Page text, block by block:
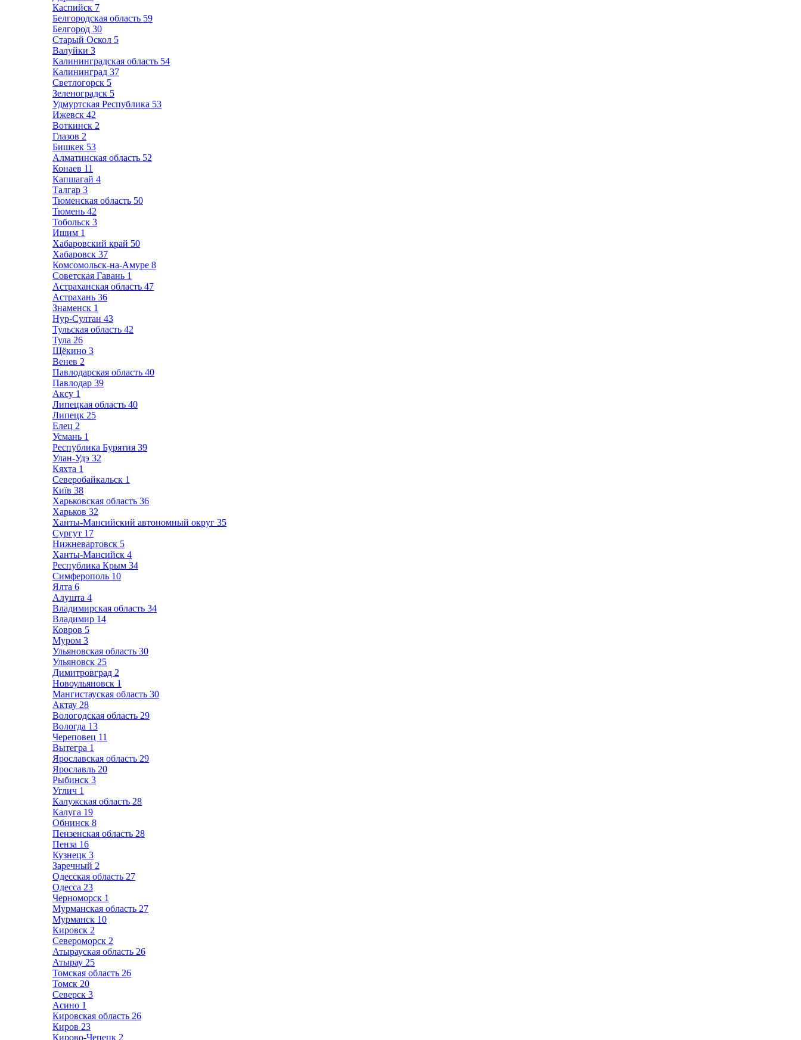
Каспийск 7
Белгородская область 59
Белгород 30
Старый Оскол 5
Валуйки 3
Калининградская область 54
Калининград 37
Светлогорск 5
Зеленоградск 5
Удмуртская Республика 53
Ижевск 42
Воткинск 2
Глазов 2
Бишкек 53
Алматинская область 52
Конаев 11
Капшагай 4
Талгар 3
Тюменская область 50
Тюмень 42
Тобольск 3
Ишим 1
Хабаровский край 50
Хабаровск 37
Комсомольск-на-Амуре 8
Советская Гавань 1
Астраханская область 47
Астрахань 36
Знаменск 1
Нур-Султан 43
Тульская область 42
Тула 26
Щёкино 3
Венев 2
Павлодарская область 40
Павлодар 39
Аксу 1
Липецкая область 40
Липецк 25
Елец 2
Усмань 1
Республика Бурятия 39
Улан-Удэ 32
Кяхта 1
Северобайкальск 1
Київ 38
Харьковская область 36
Харьков 32
Ханты-Мансийский автономный округ 35
Сургут 17
Нижневартовск 5
Ханты-Мансийск 4
Республика Крым 34
Симферополь 10
Ялта 6
Алушта 4
Владимирская область 34
Владимир 14
Ковров 5
Муром 3
Ульяновская область 30
Ульяновск 25
Димитровград 2
Новоульяновск 1
Мангистауская область 30
Актау 28
Вологодская область 29
Вологда 13
Череповец 11
Вытегра 1
Ярославская область 29
Ярославль 20
Рыбинск 3
Углич 1
Калужская область 28
Калуга 19
Обнинск 8
Пензенская область 28
Пенза 16
Кузнецк 3
Заречный 2
Одесская область 27
Одесса 23
Черноморск 1
Мурманская область 27
Мурманск 10
Кировск 2
Североморск 2
Атырауская область 26
Атырау 25
Томская область 26
Томск 20
Северск 3
Асино 1
Кировская область 26
Киров 23
Кирово-Чепецк 2